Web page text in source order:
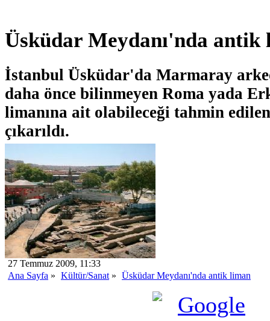
Üsküdar Meydanı'nda antik
İstanbul Üsküdar'da Marmaray
daha önce bilinmeyen Roma yada
limanına ait olabileceği tahmin
çıkarıldı.
27 Temmuz 2009, 11:33
Ana Sayfa » Kültür/Sanat » Üsküdar Meydanı'nda antik liman